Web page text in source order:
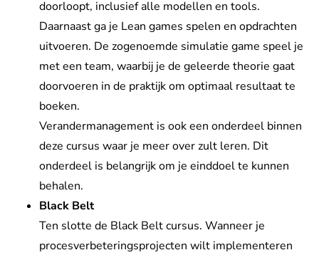
doorloopt, inclusief alle modellen en tools.
Daarnaast ga je Lean games spelen en opdrachten
uitvoeren. De zogenoemde simulatie game speel je
met een team, waarbij je de geleerde theorie gaat
doorvoeren in de praktijk om optimaal resultaat te
boeken.
Verandermanagement is ook een onderdeel binnen
deze cursus waar je meer over zult leren. Dit
onderdeel is belangrijk om je einddoel te kunnen
behalen.
Black Belt
Ten slotte de Black Belt cursus. Wanneer je
procesverbeteringsprojecten wilt implementeren